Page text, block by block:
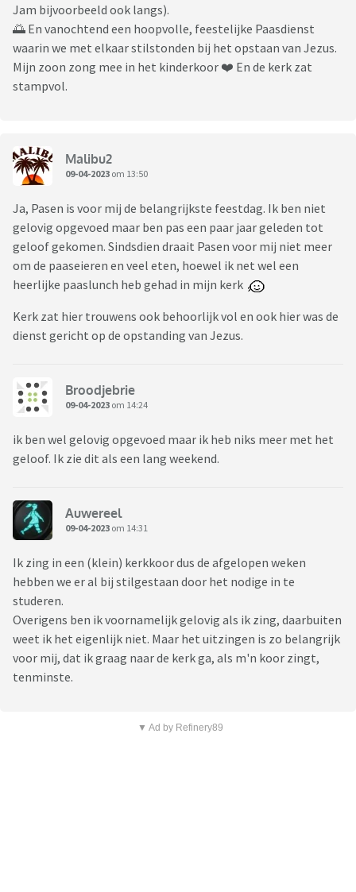
Jam bijvoorbeeld ook langs).
🌅 En vanochtend een hoopvolle, feestelijke Paasdienst
waarin we met elkaar stilstonden bij het opstaan van Jezus.
Mijn zoon zong mee in het kinderkoor ❤️ En de kerk zat
stampvol.
Malibu2
09-04-2023 om 13:50
Ja, Pasen is voor mij de belangrijkste feestdag. Ik ben niet
gelovig opgevoed maar ben pas een paar jaar geleden tot
geloof gekomen. Sindsdien draait Pasen voor mij niet meer
om de paaseieren en veel eten, hoewel ik net wel een
heerlijke paaslunch heb gehad in mijn kerk
Kerk zat hier trouwens ook behoorlijk vol en ook hier was de
dienst gericht op de opstanding van Jezus.
Broodjebrie
09-04-2023 om 14:24
ik ben wel gelovig opgevoed maar ik heb niks meer met het
geloof. Ik zie dit als een lang weekend.
Auwereel
09-04-2023 om 14:31
Ik zing in een (klein) kerkkoor dus de afgelopen weken
hebben we er al bij stilgestaan door het nodige in te
studeren.
Overigens ben ik voornamelijk gelovig als ik zing, daarbuiten
weet ik het eigenlijk niet. Maar het uitzingen is zo belangrijk
voor mij, dat ik graag naar de kerk ga, als m'n koor zingt,
tenminste.
▼ Ad by Refinery89